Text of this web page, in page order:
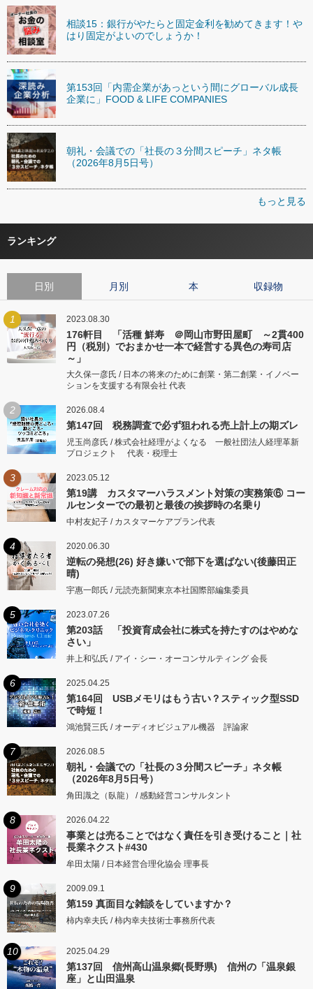
相談15：銀行がやたらと固定金利を勧めてきます！や
はり固定がよいのでしょうか！
第153回「内需企業があっという間にグローバル成長
企業に」FOOD & LIFE COMPANIES
朝礼・会議での「社長の３分間スピーチ」ネタ帳
（2026年8月5日号）
もっと見る
ランキング
日別 月別 本 収録物
1 2023.08.30
176軒目 「活種 鮮寿 ＠岡山市野田屋町 ～2貫400
円（税別）でおまかせ一本で経営する異色の寿司店
～」
大久保一彦氏 / 日本の将来のために創業・第二創業・イノベー
ションを支援する有限会社 代表
2 2026.08.4
第147回 税務調査で必ず狙われる売上計上の期ズレ
児玉尚彦氏 / 株式会社経理がよくなる 一般社団法人経理革新
プロジェクト 代表・税理士
3 2023.05.12
第19講 カスタマーハラスメント対策の実務策⑥ コー
ルセンターでの最初と最後の挨拶時の名乗り
中村友妃子 / カスタマーケアプラン代表
4 2020.06.30
逆転の発想(26) 好き嫌いで部下を選ばない(後藤田正
晴)
宇惠一郎氏 / 元読売新聞東京本社国際部編集委員
5 2023.07.26
第203話 「投資育成会社に株式を持たすのはやめな
さい」
井上和弘氏 / アイ・シー・オーコンサルティング 会長
6 2025.04.25
第164回 USBメモリはもう古い？スティック型SSD
で時短！
鴻池賢三氏 / オーディオビジュアル機器 評論家
7 2026.08.5
朝礼・会議での「社長の３分間スピーチ」ネタ帳
（2026年8月5日号）
角田識之（臥龍） / 感動経営コンサルタント
8 2026.04.22
事業とは売ることではなく責任を引き受けること｜社
長業ネクスト#430
牟田太陽 / 日本経営合理化協会 理事長
9 2009.09.1
第159 真面目な雑談をしていますか？
柿内幸夫氏 / 柿内幸夫技術士事務所代表
10 2025.04.29
第137回 信州高山温泉郷(長野県) 信州の「温泉銀
座」と山田温泉